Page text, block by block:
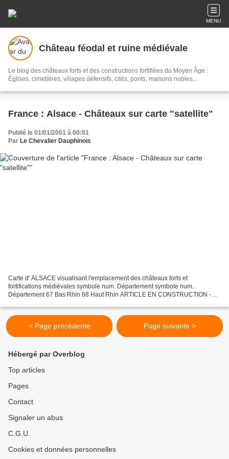
MENU
Château féodal et ruine médiévale
Le blog des châteaux forts et des constructions fortifiées du Moyen Âge :
Églises, cimetières, villages défensifs, cités, ponts, maisons nobles...
France : Alsace - Châteaux sur carte "satellite"
Publié le 01/01/2001 à 00:01
Par Le Chevalier Dauphinois
Carte d' ALSACE visualisant l'emplacement des châteaux forts et
fortifications médiévales symbole num. Département symbole num.
Département 67 Bas Rhin 68 Haut Rhin ARTICLE EN CONSTRUCTION -
< Page précédente Page suivante >
Hébergé par Overblog
Top articles
Pages
Contact
Signaler un abus
C.G.U.
Cookies et données personnelles